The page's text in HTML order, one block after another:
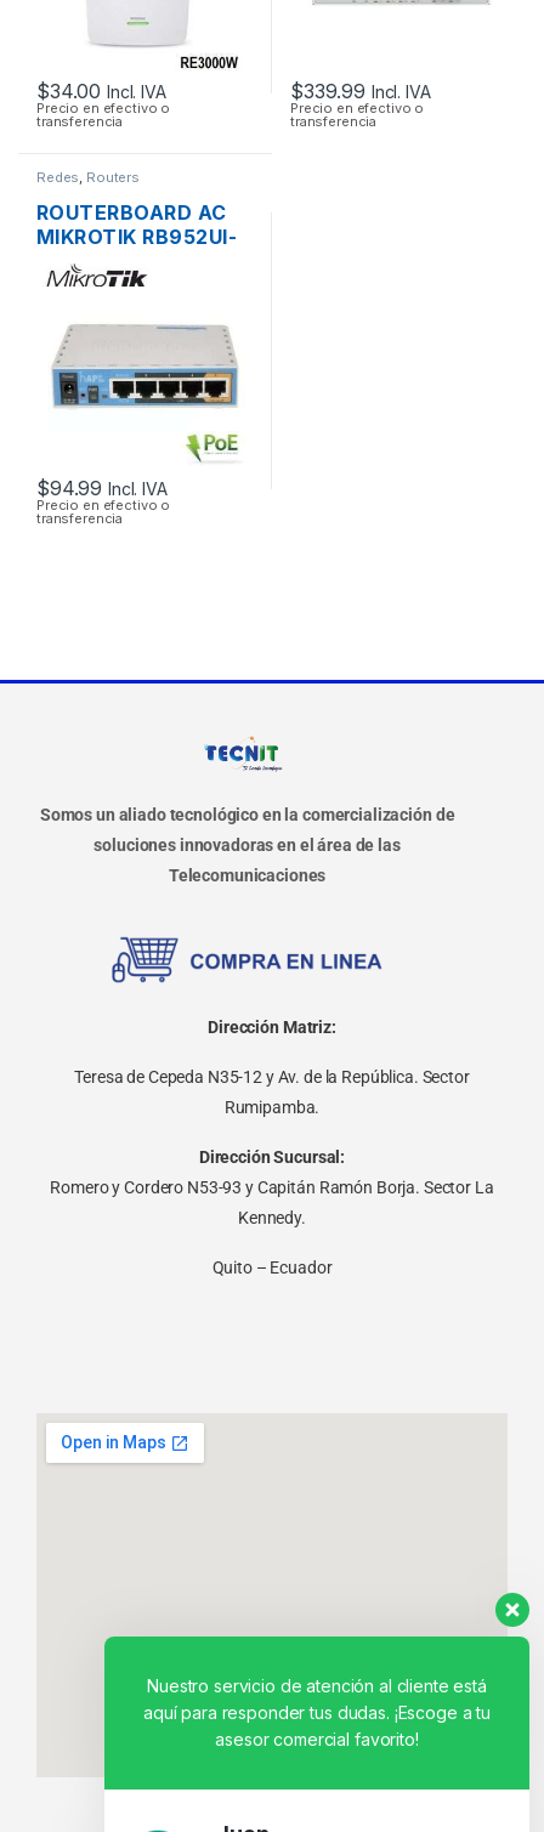
$34.00 Incl. IVA
Precio en efectivo o
transferencia
$339.99 Incl. IVA
Precio en efectivo o
transferencia
Redes, Routers
ROUTERBOARD AC
MIKROTIK RB952UI-
5AC2ND HAP AC
LITE DUAL BAND
USB OS L4
$94.99 Incl. IVA
Precio en efectivo o
transferencia
Somos un aliado tecnológico en la comercialización de
soluciones innovadoras en el área de las
Telecomunicaciones
Dirección Matriz:
Teresa de Cepeda N35-12 y Av. de la República. Sector
Rumipamba.
Dirección Sucursal:
Romero y Cordero N53-93 y Capitán Ramón Borja. Sector La
Kennedy.
Quito – Ecuador
Nuestro servicio de atención al cliente está
aquí para responder tus dudas. ¡Escoge a tu
asesor comercial favorito!